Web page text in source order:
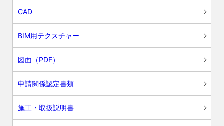
CAD
BIM用テクスチャー
図面（PDF）
申請関係認定書類
施工・取扱説明書